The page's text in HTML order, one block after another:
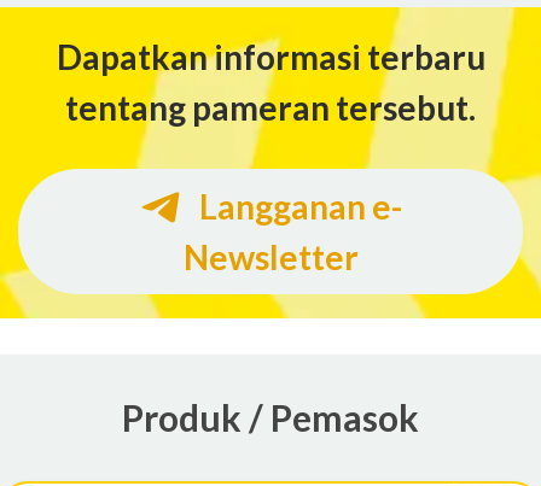
Dapatkan informasi terbaru
tentang pameran tersebut.
Langganan e-
Newsletter
Produk / Pemasok